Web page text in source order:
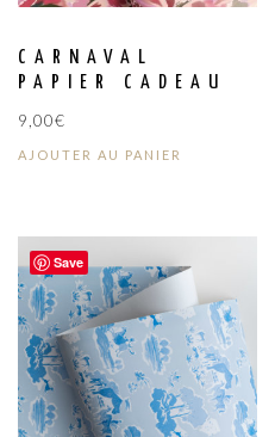
CARNAVAL
PAPIER CADEAU
9,00€
AJOUTER AU PANIER
Save